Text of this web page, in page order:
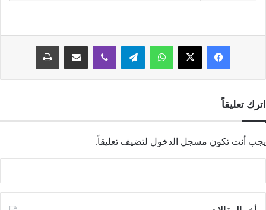
فيسبوك‫X واتسابتيلقرامڤايبر مشاركة عبر البريد طباعة
اترك تعليقاً
يجب أنت تكون مسجل الدخول لتضيف تعليقاً.